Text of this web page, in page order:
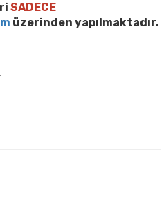
SADECE
üzerinden yapılmaktadır.